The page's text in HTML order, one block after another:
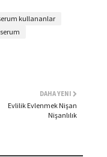
kullananlar
DAHA YENI
Evlilik Evlenmek Nişan
Nişanlılık